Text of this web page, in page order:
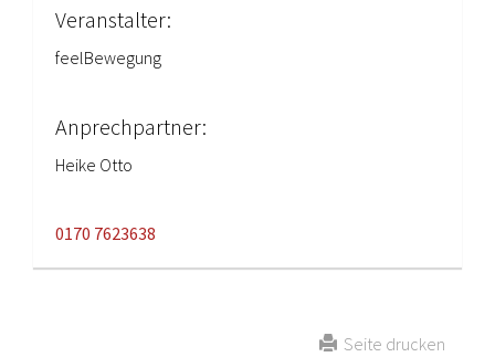
Veranstalter:
feelBewegung
Anprechpartner:
Heike Otto
0170 7623638
Seite drucken